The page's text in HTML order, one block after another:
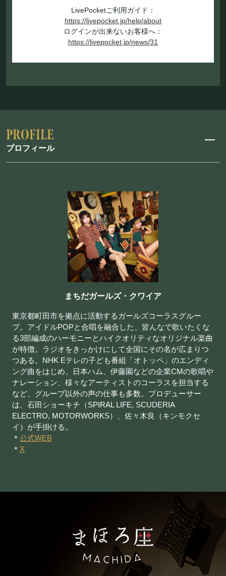
LivePocketご利用ガイド：
https://livepocket.jp/help/about
ログインが出来ないお客様へ：
https://livepocket.jp/news/31
プロフィール
まちだガールズ・クワイア
東京都町田市を拠点に活動するガールズコーラスグルー
プ。アイドルPOPと合唱を融合した、皆んなで歌いたくな
る3部編成のハーモニーとハイクオリティなオリジナル楽曲
が特徴。ラジオをきっかけにして全国にその名が広まりつ
つある。NHK Eテレの子ども番組「オトッペ」のエンディ
ング曲をはじめ、日本ハム、伊藤園などの企業CMの歌唱や
ナレーション、様々なアーティストのコーラスを担当する
など、グループ以外の声の仕事も多数。プロデューサー
は、石田ショーキチ（SPIRAL LIFE, SCUDERIA
ELECTRO, MOTORWORKS）、佐々木良（キンモクセ
イ）が手掛ける。​
​＊ 公式WEB
​＊ X